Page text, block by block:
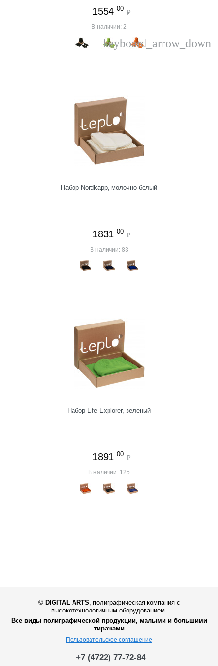
1554 00 ₽
В наличии: 2
keyboard_arrow_down
Набор Nordkapp, молочно-белый
1831 00 ₽
В наличии: 83
Набор Life Explorer, зеленый
1891 00 ₽
В наличии: 125
© DIGITAL ARTS
полиграфическая компания с
высокотехнологичным оборудованием.
Все виды полиграфической продукции, малыми и большими
тиражами
Пользовательское соглашение
+7 (4722) 77-72-84